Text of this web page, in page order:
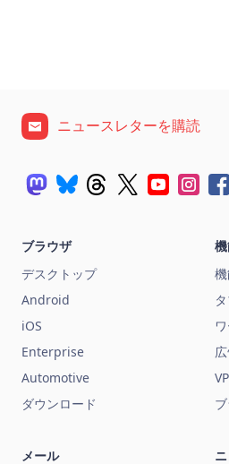
ニュースレターを購読
ブラウザ
デスクトップ
Android
iOS
Enterprise
Automotive
ダウンロード
メール